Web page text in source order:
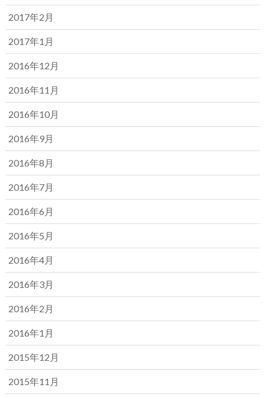
2017年2月
2017年1月
2016年12月
2016年11月
2016年10月
2016年9月
2016年8月
2016年7月
2016年6月
2016年5月
2016年4月
2016年3月
2016年2月
2016年1月
2015年12月
2015年11月